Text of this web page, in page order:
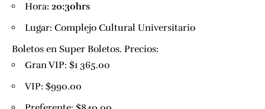
Hora: 20:30hrs
Lugar: Complejo Cultural Universitario
Boletos en Super Boletos. Precios:
Gran VIP: $1 365.00
VIP: $990.00